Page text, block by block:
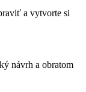
a vytvorte si
návrh a obratom